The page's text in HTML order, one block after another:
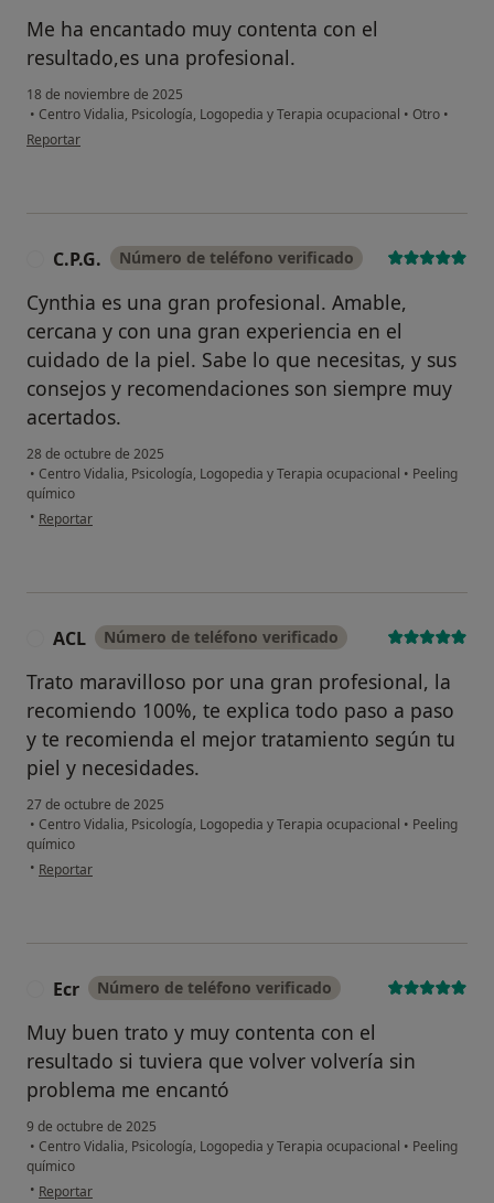
Me ha encantado muy contenta con el
resultado,es una profesional.
18 de noviembre de 2025
• Centro Vidalia, Psicología, Logopedia y Terapia ocupacional • Otro •
en opinión del usuario Isabel
Reportar
C.P.G. Número de teléfono verificado
Cynthia es una gran profesional. Amable,
cercana y con una gran experiencia en el
cuidado de la piel. Sabe lo que necesitas, y sus
consejos y recomendaciones son siempre muy
acertados.
28 de octubre de 2025
• Centro Vidalia, Psicología, Logopedia y Terapia ocupacional • Peeling
químico
• en opinión del usuario C.P.G.
Reportar
ACL Número de teléfono verificado
Trato maravilloso por una gran profesional, la
recomiendo 100%, te explica todo paso a paso
y te recomienda el mejor tratamiento según tu
piel y necesidades.
27 de octubre de 2025
• Centro Vidalia, Psicología, Logopedia y Terapia ocupacional • Peeling
químico
• en opinión del usuario ACL
Reportar
Ecr Número de teléfono verificado
Muy buen trato y muy contenta con el
resultado si tuviera que volver volvería sin
problema me encantó
9 de octubre de 2025
• Centro Vidalia, Psicología, Logopedia y Terapia ocupacional • Peeling
químico
• en opinión del usuario Ecr
Reportar